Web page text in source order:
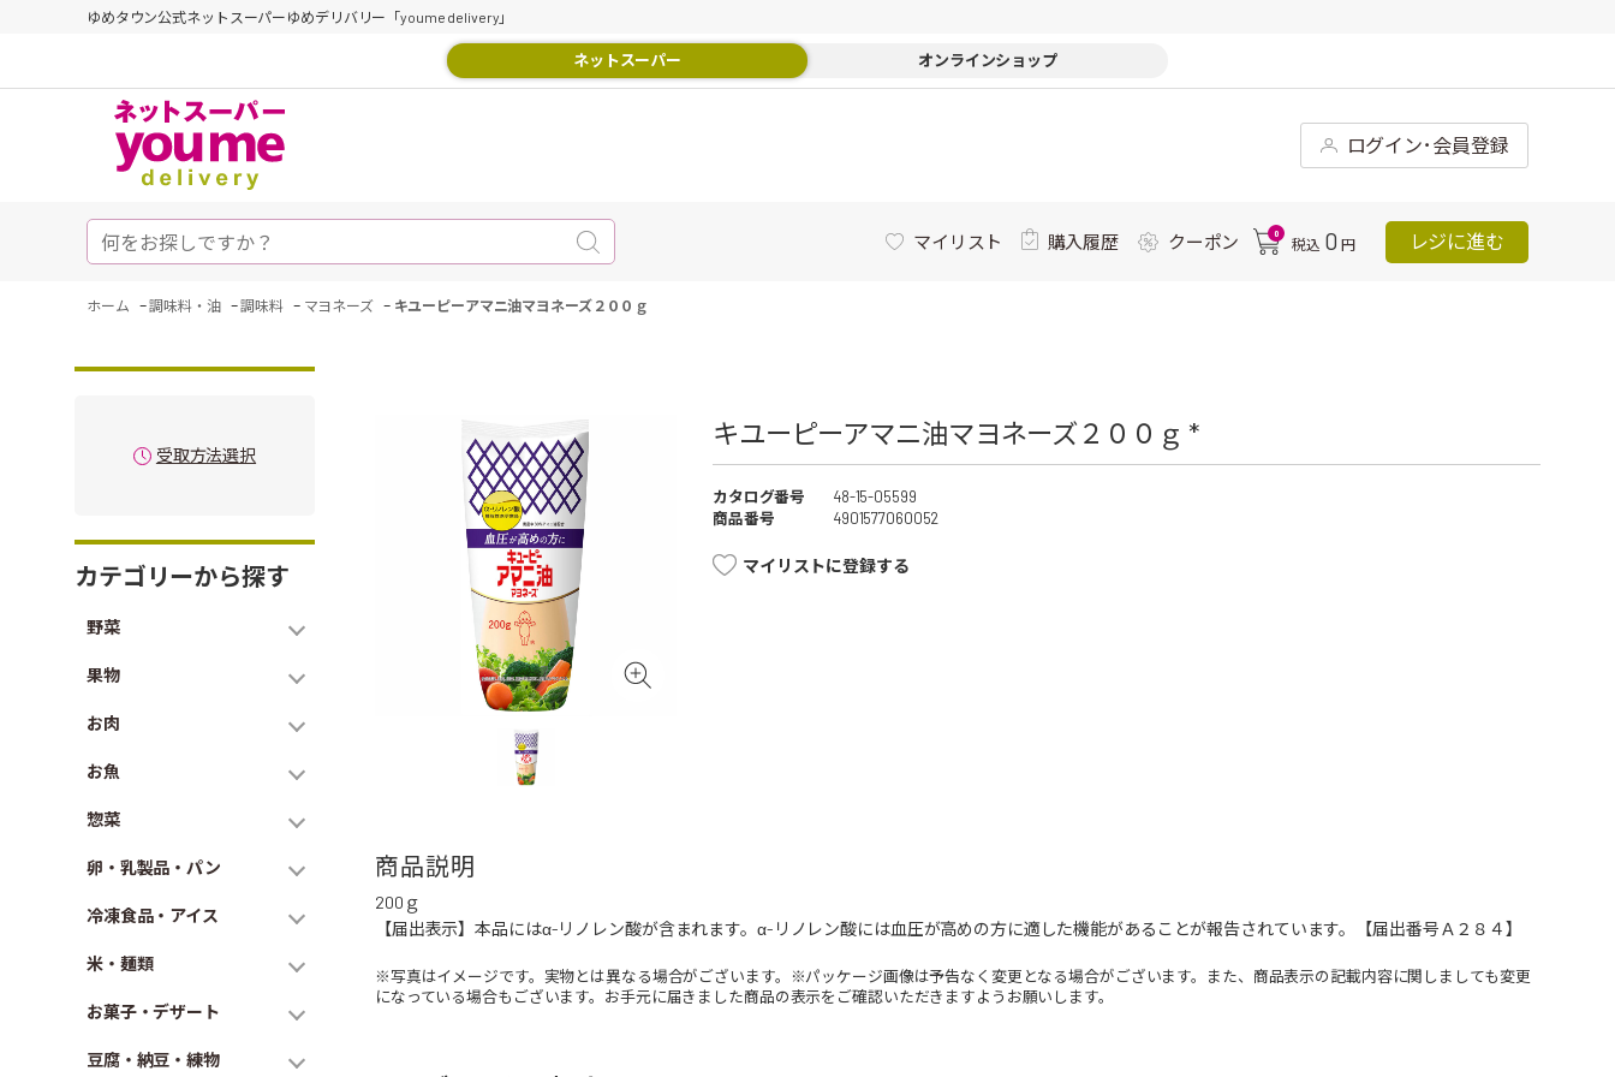
ゆめタウン公式ネットスーパーゆめデリバリー「youme delivery」
ネットスーパー オンラインショップ
ログイン･会員登録
マイリスト 購入履歴 クーポン 0
税込 0 円 レジに進む
ホーム -調味料・油 -調味料 - マヨネーズ - キユーピーアマニ油マヨネーズ２００ｇ
受取方法選択
カテゴリーから探す
野菜
果物
お肉
お魚
惣菜
卵・乳製品・パン
冷凍食品・アイス
米・麺類
お菓子・デザート
豆腐・納豆・練物
キユーピーアマニ油マヨネーズ２００ｇ *
カタログ番号
48-15-05599
商品番号
4901577060052
マイリストに登録する
商品説明
200ｇ
【届出表示】本品にはα-リノレン酸が含まれます。α-リノレン酸には血圧が高めの方に適した機能があることが報告されています。【届出番号Ａ２８４】
※写真はイメージです。実物とは異なる場合がございます。※パッケージ画像は予告なく変更となる場合がございます。また、商品表示の記載内容に関しましても変更
になっている場合もございます。お手元に届きました商品の表示をご確認いただきますようお願いします。